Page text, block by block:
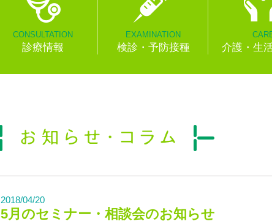
CONSULTATION
診療情報
EXAMINATION
検診・予防接種 介護・生
2018/04/20
5月のセミナー・相談会のお知らせ